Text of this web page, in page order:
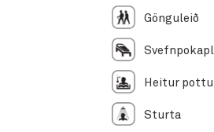
Gönguleið
Heitur
Sturta